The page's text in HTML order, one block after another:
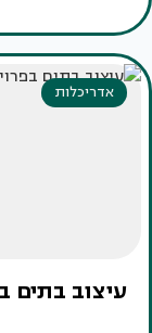
אדריכלות
עיצוב בתים